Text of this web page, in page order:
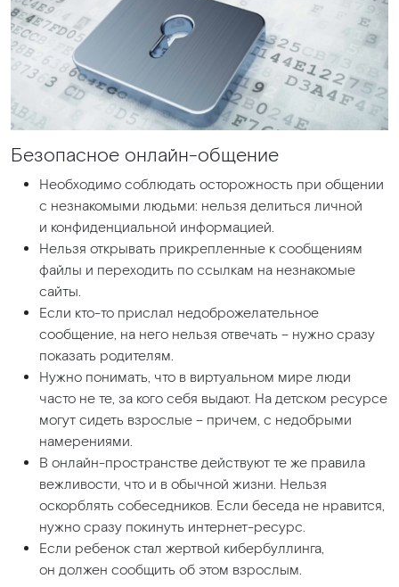
Безопасное онлайн-общение
Необходимо соблюдать осторожность при общении
с незнакомыми людьми: нельзя делиться личной
и конфиденциальной информацией.
Нельзя открывать прикрепленные к сообщениям
файлы и переходить по ссылкам на незнакомые
сайты.
Если кто-то прислал недоброжелательное
сообщение, на него нельзя отвечать – нужно сразу
показать родителям.
Нужно понимать, что в виртуальном мире люди
часто не те, за кого себя выдают. На детском ресурсе
могут сидеть взрослые – причем, с недобрыми
намерениями.
В онлайн-пространстве действуют те же правила
вежливости, что и в обычной жизни. Нельзя
оскорблять собеседников. Если беседа не нравится,
нужно сразу покинуть интернет-ресурс.
Если ребенок стал жертвой кибербуллинга,
он должен сообщить об этом взрослым.